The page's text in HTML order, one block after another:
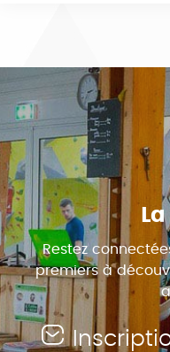
Restez
premiers à